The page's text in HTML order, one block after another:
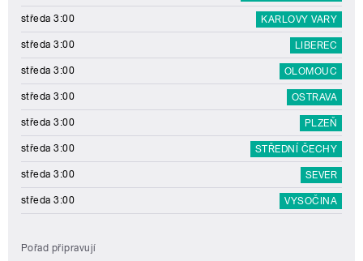
středa 3:00 KARLOVY VARY
středa 3:00 LIBEREC
středa 3:00 OLOMOUC
středa 3:00 OSTRAVA
středa 3:00 PLZEŇ
středa 3:00 STŘEDNÍ ČECHY
středa 3:00 SEVER
středa 3:00 VYSOČINA
Pořad připravují